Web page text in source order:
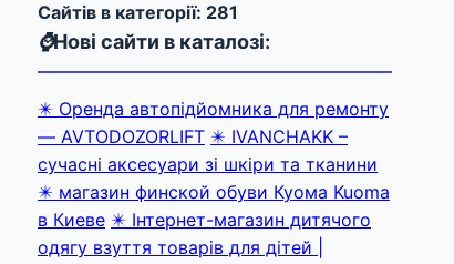
Cайтів в категорії: 281
⌚Нові сайти в каталозі:
✴️ Оренда автопідйомника для ремонту
— AVTODOZORLIFT ✴️ IVANCHAKK –
сучасні аксесуари зі шкіри та тканини
✴️ магазин финской обуви Куома Kuoma
в Киеве ✴️ Інтернет-магазин дитячого
одягу взуття товарів для дітей |